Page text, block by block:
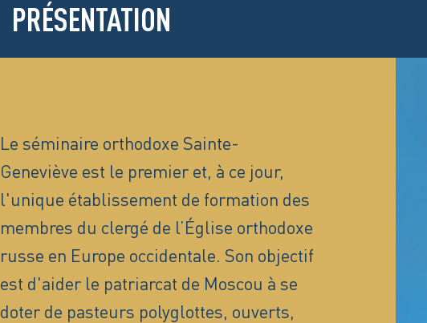
PRÉSENTATION
Le séminaire orthodoxe Sainte-
Geneviève est le premier et, à ce jour,
l'unique établissement de formation des
membres du clergé de l’Église orthodoxe
russe en Europe occidentale. Son objectif
est d'aider le patriarcat de Moscou à se
doter de pasteurs polyglottes, ouverts,